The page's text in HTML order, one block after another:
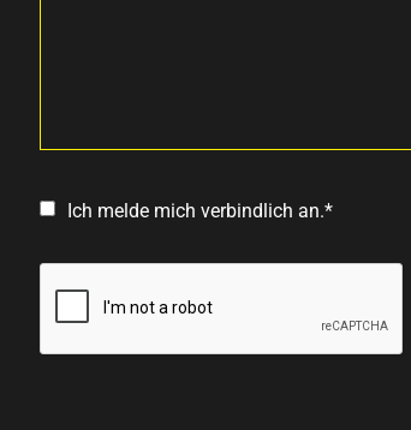
Ich melde mich verbindlich an.*